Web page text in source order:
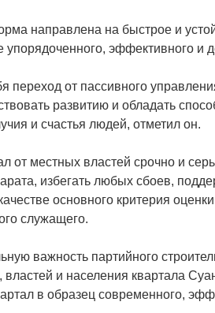
направлена на быстрое и
эффективного и
переход от пассивного
развитию и обладать
и счастья людей, отметил он.
от местных властей срочно и
избегать любых сбоев,
основного критерия
служащего.
важность партийного
властей и населения квартала
в образец современного,